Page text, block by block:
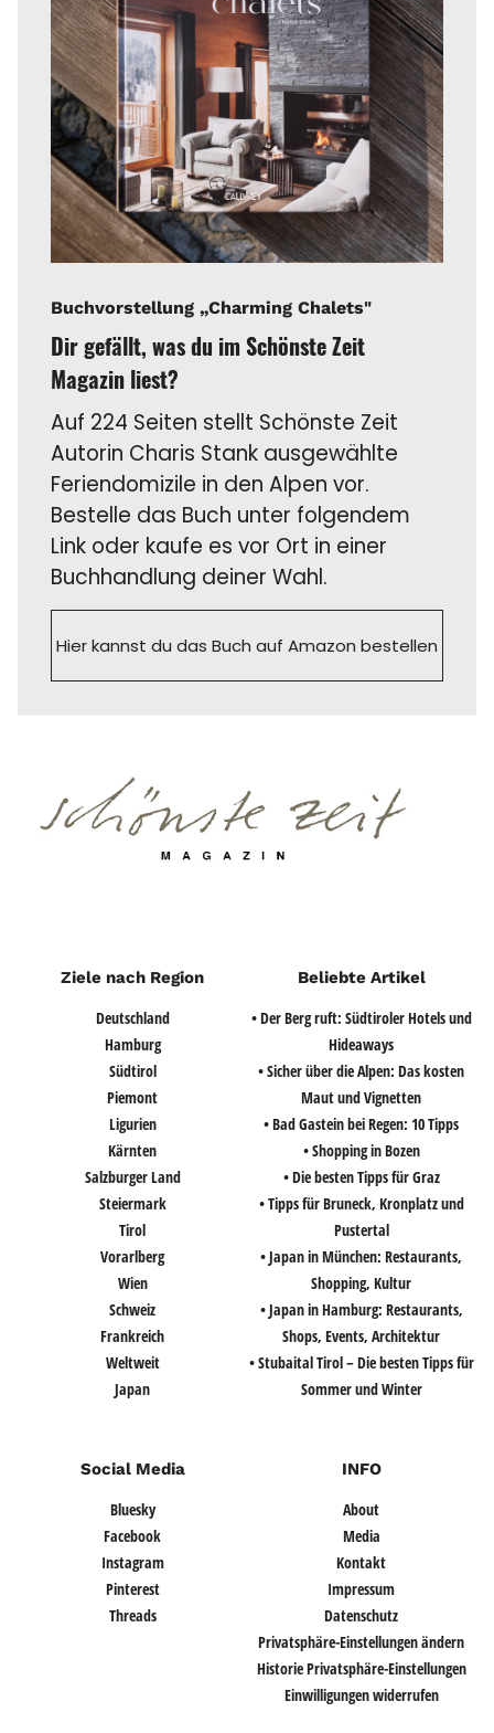
Buchvorstellung „Charming Chalets"
Dir gefällt, was du im Schönste Zeit
Magazin liest?
Auf 224 Seiten stellt Schönste Zeit
Autorin Charis Stank ausgewählte
Feriendomizile in den Alpen vor.
Bestelle das Buch unter folgendem
Link oder kaufe es vor Ort in einer
Buchhandlung deiner Wahl.
Hier kannst du das Buch auf Amazon bestellen
Ziele nach Region
Deutschland
Hamburg
Südtirol
Piemont
Ligurien
Kärnten
Salzburger Land
Steiermark
Tirol
Vorarlberg
Wien
Schweiz
Frankreich
Weltweit
Japan
Beliebte Artikel
• Der Berg ruft: Südtiroler Hotels und
Hideaways
• Sicher über die Alpen: Das kosten
Maut und Vignetten
• Bad Gastein bei Regen: 10 Tipps
• Shopping in Bozen
• Die besten Tipps für Graz
• Tipps für Bruneck, Kronplatz und
Pustertal
• Japan in München: Restaurants,
Shopping, Kultur
• Japan in Hamburg: Restaurants,
Shops, Events, Architektur
• Stubaital Tirol – Die besten Tipps für
Sommer und Winter
Social Media
Bluesky
Facebook
Instagram
Pinterest
Threads
INFO
About
Media
Kontakt
Impressum
Datenschutz
Privatsphäre-Einstellungen ändern
Historie Privatsphäre-Einstellungen
Einwilligungen widerrufen